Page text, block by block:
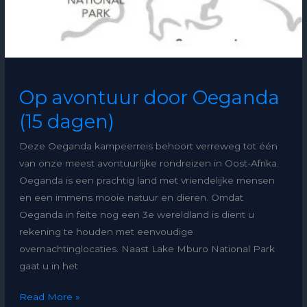
Op avontuur door Oeganda
(15 dagen)
Deze Oeganda kampeerreis behoort verreweg tot één
van onze meest avontuurlijke rondreizen in Oost-Afrika.
Oeganda is een prachtig land met vriendelijke mensen
en een immens mooie natuur en dieren. Omdat
Oeganda in feite nog een 3e wereldland is dient u
rekening te houden met eenvoudige
overnachtinglocaties. Naast Lake Mburo National Park
gaat u in het
Read More »